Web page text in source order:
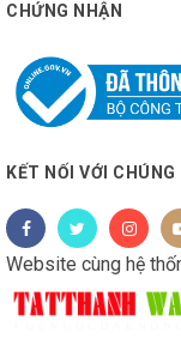
CHỨNG NHẬN
KẾT NỐI VỚI CHÚNG
Website cùng hệ